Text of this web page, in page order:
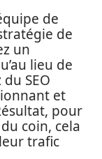
de
de
un
lieu de
SEO
et
pour
coin, cela
trafic